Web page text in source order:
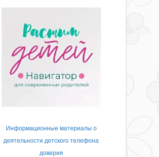
Информационные материалы о
деятельности детского телефона
доверия